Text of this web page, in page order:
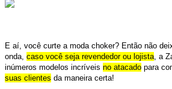
E aí, você curte a moda choker? Então não
onda, caso você seja revendedor ou lojista , a
inúmeros modelos incríveis no atacado para
suas clientes da maneira certa!